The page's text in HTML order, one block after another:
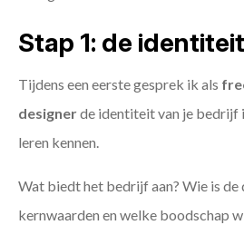
Stap 1: de
Tijdens een eerste gesprek ik als
designerde identiteit van je bedrijf
leren kennen.
Wat biedt het bedrijf aan? Wie is de
kernwaarden en welke boodschap